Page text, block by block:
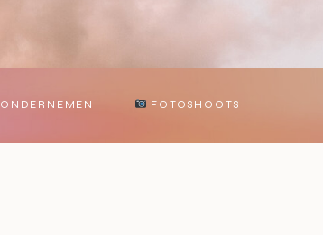
ONDERNEMEN FOTOSHOOTS